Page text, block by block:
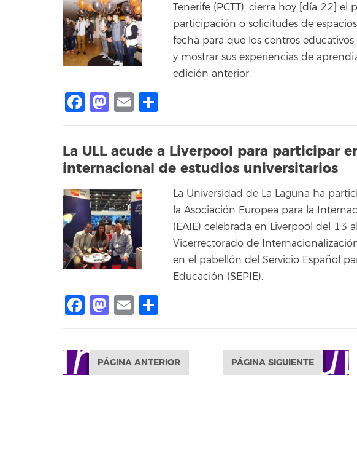
Tenerife (PCTT), cierra hoy [día 22] el
participación o solicitudes de
fecha para que los centros
y mostrar sus experiencias de
edición anterior.
Facebook
Mastodon
Email
La ULL acude a Liverpool para participar
internacional de estudios universitarios
La Universidad de La Laguna ha
la Asociación Europea para la
(EAIE) celebrada en Liverpool del 13
Vicerrectorado de
en el pabellón del Servicio Español
Educación (SEPIE).
Facebook
Mastodon
Email
PÁGINA ANTERIOR PÁGINA SIGUIENTE